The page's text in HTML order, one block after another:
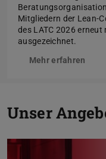
Mitgliedern der Lean-
des LATC 2026
ausgezeichnet.
Mehr erfahren
Unser